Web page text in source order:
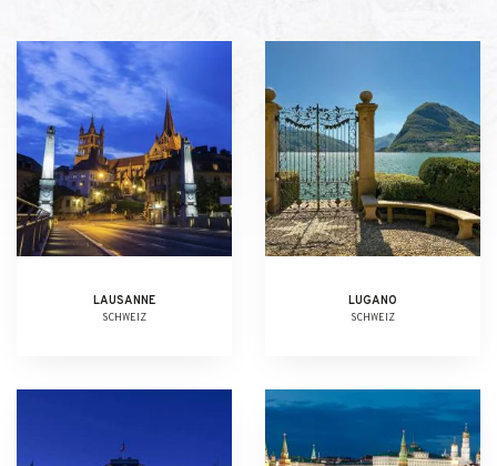
LAUSANNE
SCHWEIZ
LUGANO
SCHWEIZ